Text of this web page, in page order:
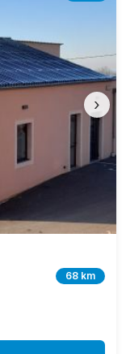
›
68 km